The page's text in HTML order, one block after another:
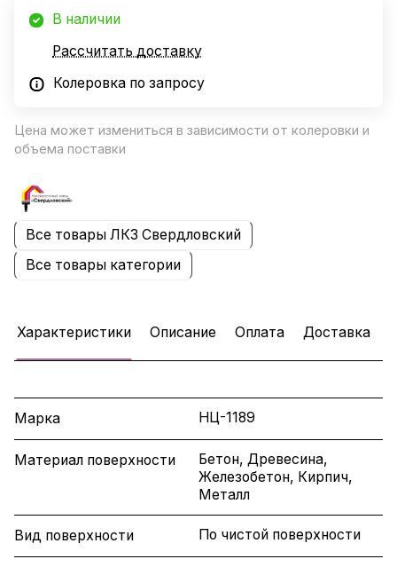
В наличии
Рассчитать доставку
Колеровка по запросу
Цена может измениться в зависимости от колеровки и
объема поставки
Все товары ЛКЗ Свердловский
Все товары категории
Характеристики Описание Оплата Доставка
Марка НЦ-1189
Материал поверхности
Бетон, Древесина,
Железобетон, Кирпич,
Металл
Вид поверхности По чистой поверхности